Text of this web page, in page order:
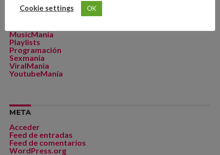
Geekmania
MusicManía
Playlists
Programación
Sexmania
ViralMania
YoutubeManía
META
Acceder
Feed de entradas
Feed de comentarios
WordPress.org
Cookie settings OK